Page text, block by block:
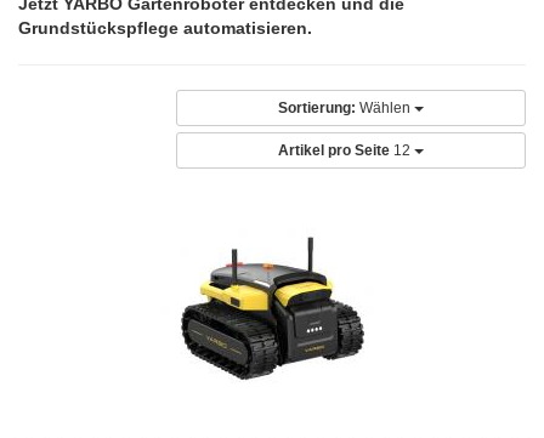
Jetzt YARBO Gartenroboter entdecken und die
Grundstückspflege automatisieren.
Sortierung: Wählen
Artikel pro Seite 12